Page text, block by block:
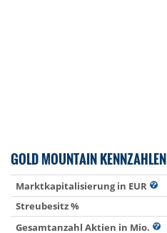
GOLD MOUNTAIN KENNZAHLEN
Marktkapitalisierung in EUR
Streubesitz %
Gesamtanzahl Aktien in Mio.